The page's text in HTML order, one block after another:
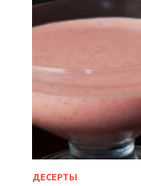
ДЕСЕРТЫ